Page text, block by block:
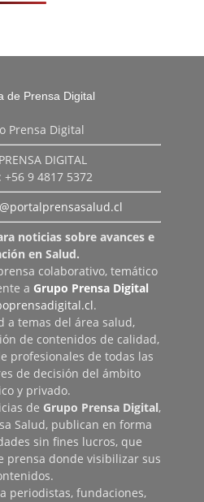
DIGITAL
+56 9 4817 5372
noticias sobre avances e
en Salud.
colaborativo, temático
a Grupo Prensa Digital
.
a temas del área salud,
de contenidos de calidad,
profesionales de todas las
de decisión del ámbito
y privado.
de Grupo Prensa Digital,
Salud, publican en forma
sin fines lucros, que
prensa donde visibilizar sus
periodistas, fundaciones,